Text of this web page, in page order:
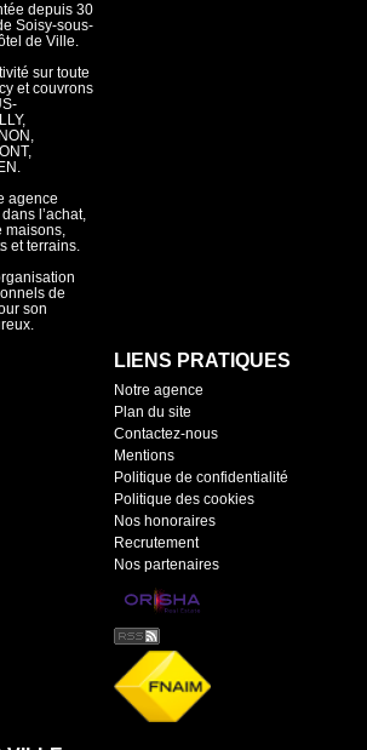
depuis 30
Soisy-sous-
de Ville.
sur toute
et couvrons
agence
l’achat,
maisons,
et terrains.
de
son
LIENS PRATIQUES
Notre agence
Plan du site
Contactez-nous
Mentions
Politique de confidentialité
Politique des cookies
Nos honoraires
Recrutement
Nos partenaires